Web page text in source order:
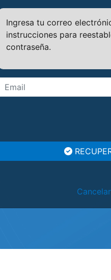
Ingresa tu correo
instrucciones para
contraseña.
Cancelar